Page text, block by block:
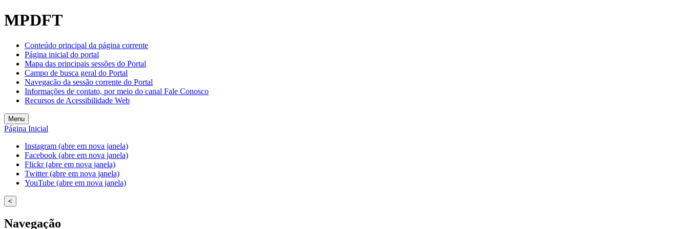
MPDFT
Conteúdo principal da página corrente
Página inicial do portal
Mapa das principais sessões do Portal
Campo de busca geral do Portal
Navegação da sessão corrente do Portal
Informações de contato, por meio do canal Fale Conosco
Recursos de Acessibilidade Web
Menu
Página Inicial
Instagram (abre em nova janela)
Facebook (abre em nova janela)
Flickr (abre em nova janela)
Twitter (abre em nova janela)
YouTube (abre em nova janela)
<
Navegação